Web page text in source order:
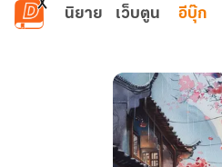
ข้ามไปยังเนื้อหาหลัก
นิยาย เว็บตูน อีบุ๊ก